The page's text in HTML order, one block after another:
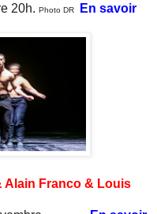
20h. Photo DR
En savoir
Alain Franco & Louis